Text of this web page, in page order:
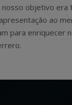
objetivo
ao
para enriquecer